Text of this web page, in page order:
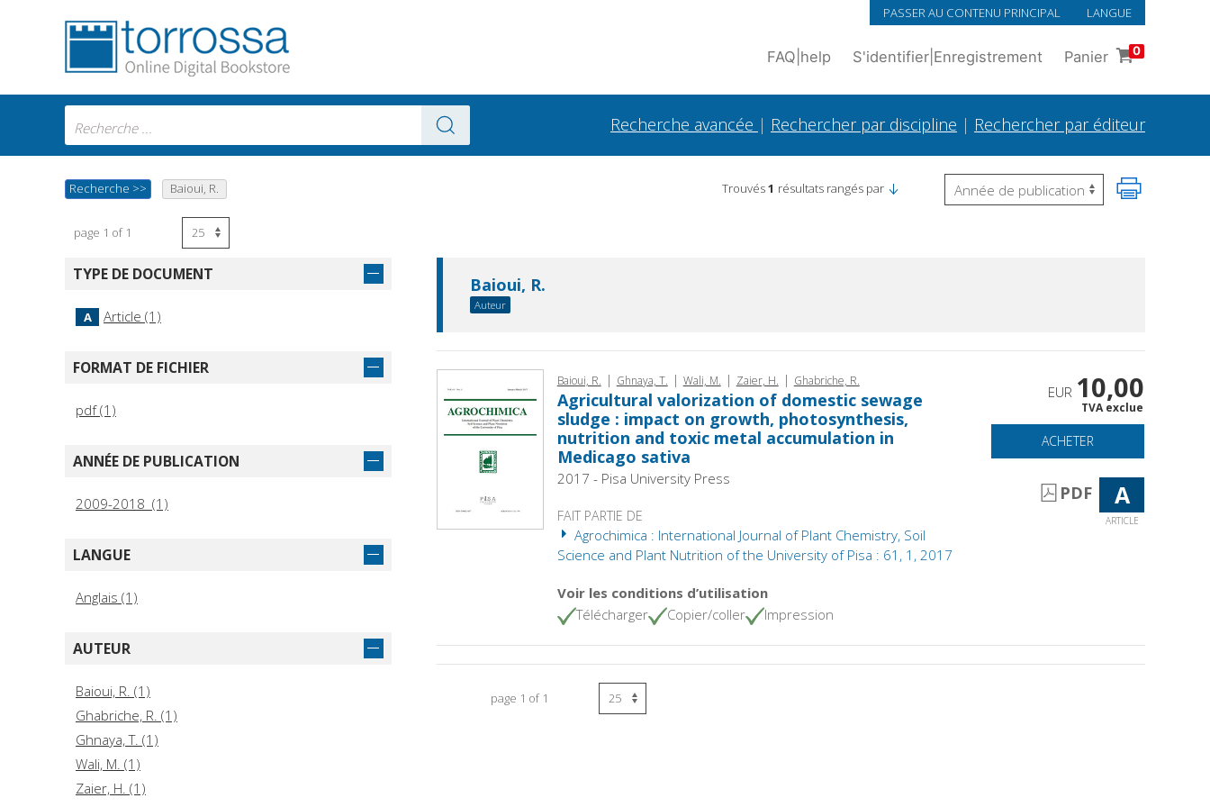
PASSER AU CONTENU PRINCIPAL LANGUE
FAQ help S'identifier Enregistrement Panier 0
Recherche avancée | Rechercher par discipline | Rechercher par éditeur
Recherche >> Baioui, R. Trouvés1 résultats rangés par
page 1 of 1
TYPE DE DOCUMENT
A Article (1)
FORMAT DE FICHIER
pdf (1)
ANNÉE DE PUBLICATION
2009-2018 (1)
LANGUE
Anglais (1)
AUTEUR
Baioui, R. (1)
Ghabriche, R. (1)
Ghnaya, T. (1)
Wali, M. (1)
Zaier, H. (1)
Baioui, R.
Auteur
Baioui, R. | Ghnaya, T. | Wali, M. | Zaier, H. | Ghabriche, R.
Agricultural valorization of domestic sewage
sludge : impact on growth, photosynthesis,
nutrition and toxic metal accumulation in
Medicago sativa
2017 - Pisa University Press
FAIT PARTIE DE
Agrochimica : International Journal of Plant Chemistry, Soil
Science and Plant Nutrition of the University of Pisa : 61, 1, 2017
Voir les conditions d’utilisation
Télécharger
Copier/coller Impression
EUR 10,00
TVA exclue
ACHETER
PDF A
ARTICLE
page 1 of 1